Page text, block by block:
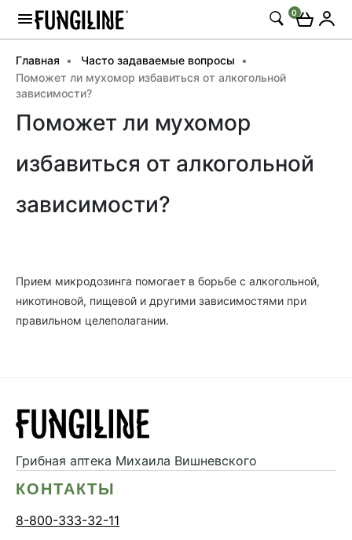
0
Главная
Часто задаваемые вопросы
Поможет ли мухомор избавиться от алкогольной
зависимости?
Поможет ли мухомор
избавиться от алкогольной
зависимости?
Прием микродозинга помогает в борьбе с алкогольной,
никотиновой, пищевой и другими зависимостями при
правильном целеполагании.
Грибная аптека Михаила Вишневского
КОНТАКТЫ
8-800-333-32-11